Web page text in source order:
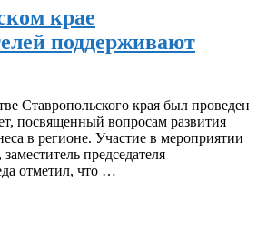
крае
поддерживают
Ставропольского края был проведен
посвященный вопросам развития
в регионе. Участие в мероприятии
председателя
отметил, что …